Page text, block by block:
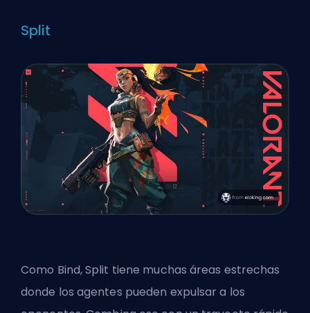
Split
Como Bind, Split tiene muchas áreas estrechas
donde los agentes pueden expulsar a los